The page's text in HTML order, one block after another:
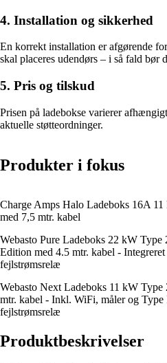
4. Installation og sikkerhed
En korrekt installation er afgørende
skal placeres udendørs – i så fald bør
5. Pris og tilskud
Prisen på ladebokse varierer
aktuelle støtteordninger.
Produkter i fokus
Charge Amps Halo Ladeboks 16A
med 7,5 mtr. kabel
Webasto Pure Ladeboks 22 kW Type
Edition med 4.5 mtr. kabel -
fejlstrømsrelæ
Webasto Next Ladeboks 11 kW Type
mtr. kabel - Inkl. WiFi, måler og Type
fejlstrømsrelæ
Produktbeskrivelser